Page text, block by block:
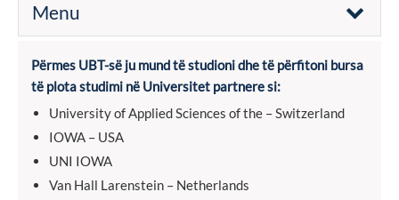
Menu
Përmes UBT-së ju mund të studioni dhe të përfitoni bursa
të plota studimi në Universitet partnere si:
University of Applied Sciences of the – Switzerland
IOWA – USA
UNI IOWA
Van Hall Larenstein – Netherlands